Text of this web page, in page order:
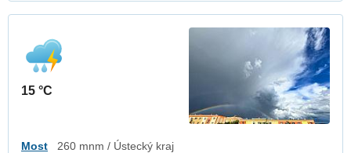
15 °C
Most 260 mnm / Ústecký kraj